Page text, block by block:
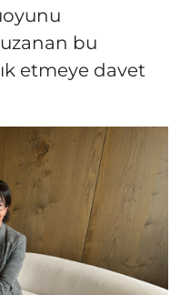
bu
etmeye davet